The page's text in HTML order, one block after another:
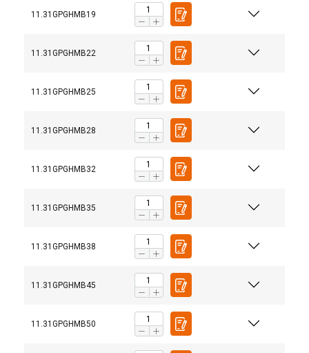
11.31GPGHMB19
11.31GPGHMB22
11.31GPGHMB25
11.31GPGHMB28
11.31GPGHMB32
11.31GPGHMB35
11.31GPGHMB38
11.31GPGHMB45
11.31GPGHMB50